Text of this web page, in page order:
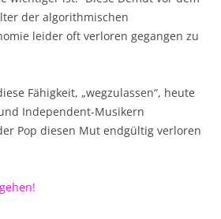
der algorithmischen
leider oft verloren gegangen zu
Fähigkeit, „wegzulassen“, heute
Independent-Musikern
Pop diesen Mut endgültig verloren